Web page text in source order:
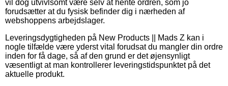
vil dog utvivlsomt være selv at hente ordren, som jo
forudsætter at du fysisk befinder dig i nærheden af
webshoppens arbejdslager.
Leveringsdygtigheden på New Products || Mads Z kan i
nogle tilfælde være yderst vital forudsat du mangler din ordre
inden for få dage, så af den grund er det øjensynligt
væsentligt at man kontrollerer leveringstidspunktet på det
aktuelle produkt.